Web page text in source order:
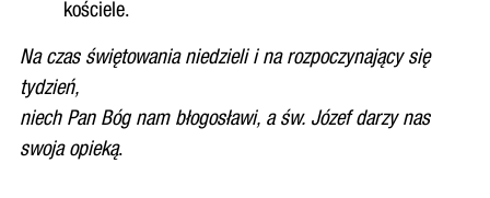
kościele.
Na czas świętowania niedzieli i na rozpoczynający się
tydzień,
niech Pan Bóg nam błogosławi, a św. Józef darzy nas
swoja opieką.